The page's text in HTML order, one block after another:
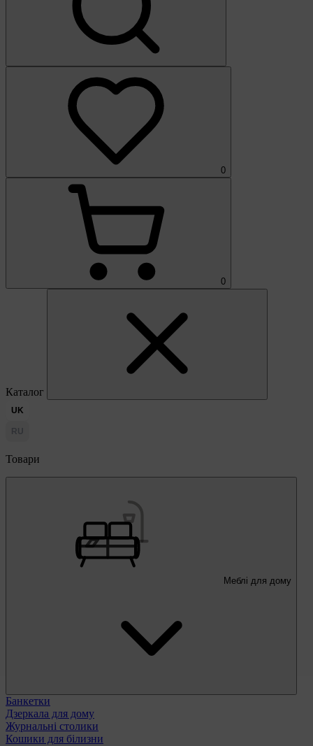
0
0
Каталог
UK
RU
Товари
Меблі для дому
Банкетки
Дзеркала для дому
Журнальні столики
Кошики для білизни